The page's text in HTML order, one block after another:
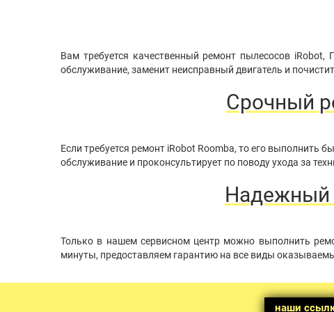
Вам требуется качественный ремонт пылесосов
обслуживание, заменит неисправный двигатель и
Срочный
Если требуется ремонт iRobot Roomba, то его
обслуживание и проконсультирует по поводу ухода за
Надежный
Только в нашем сервисном центр можно выполнить
минуты, предоставляем гарантию на все виды
наши